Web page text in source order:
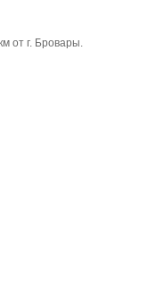
33 км от аэропорта Жуляны. 42 км от г. Бровары.